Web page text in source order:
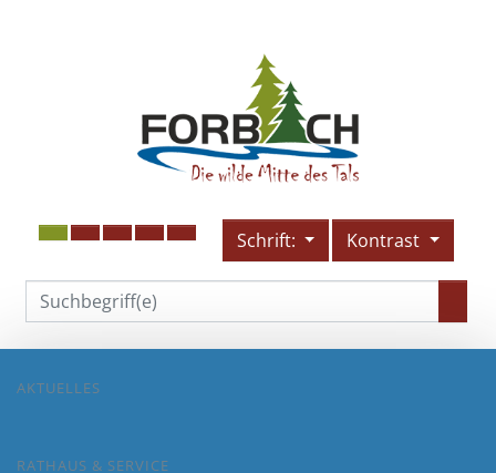
Schrift: Kontrast
AKTUELLES
RATHAUS & SERVICE